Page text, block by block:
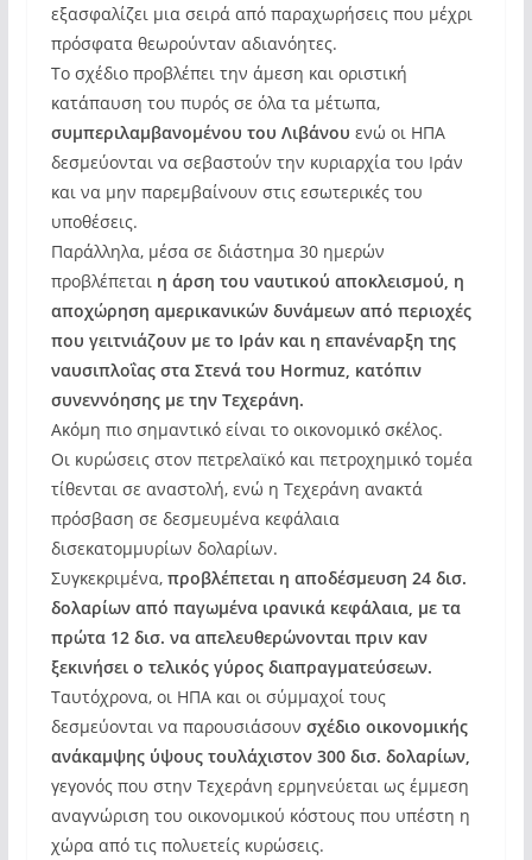
εξασφαλίζει μια σειρά από παραχωρήσεις που μέχρι
πρόσφατα θεωρούνταν αδιανόητες.
Το σχέδιο προβλέπει την άμεση και οριστική
κατάπαυση του πυρός σε όλα τα μέτωπα,
συμπεριλαμβανομένου του Λιβάνου ενώ οι ΗΠΑ
δεσμεύονται να σεβαστούν την κυριαρχία του Ιράν
και να μην παρεμβαίνουν στις εσωτερικές του
υποθέσεις.
Παράλληλα, μέσα σε διάστημα 30 ημερών
προβλέπεταιη άρση του ναυτικού αποκλεισμού, η
αποχώρηση αμερικανικών δυνάμεων από περιοχές
που γειτνιάζουν με το Ιράν και η επανέναρξη της
ναυσιπλοΐας στα Στενά του Hormuz, κατόπιν
συνεννόησης με την Τεχεράνη.
Ακόμη πιο σημαντικό είναι το οικονομικό σκέλος.
Οι κυρώσεις στον πετρελαϊκό και πετροχημικό τομέα
τίθενται σε αναστολή, ενώ η Τεχεράνη ανακτά
πρόσβαση σε δεσμευμένα κεφάλαια
δισεκατομμυρίων δολαρίων.
Συγκεκριμένα,προβλέπεται η αποδέσμευση 24 δισ.
δολαρίων από παγωμένα ιρανικά κεφάλαια, με τα
πρώτα 12 δισ. να απελευθερώνονται πριν καν
ξεκινήσει ο τελικός γύρος διαπραγματεύσεων.
Ταυτόχρονα, οι ΗΠΑ και οι σύμμαχοί τους
δεσμεύονται να παρουσιάσουν σχέδιο οικονομικής
ανάκαμψης ύψους τουλάχιστον 300 δισ. δολαρίων,
γεγονός που στην Τεχεράνη ερμηνεύεται ως έμμεση
αναγνώριση του οικονομικού κόστους που υπέστη η
χώρα από τις πολυετείς κυρώσεις.